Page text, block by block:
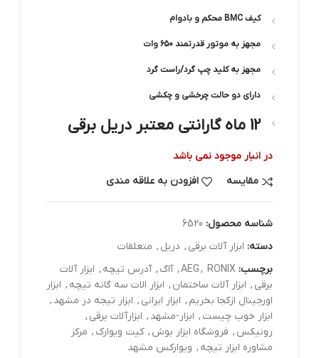
کیف BMC محکم و بادوام
مجهز به موتور قدرتمند ۶۵۰ وات
مجهز به کلید چپ گرد/راست گرد
دارای دو حالت چرخشی و چکشی
12 ماه گارانتی معتبر دریل برقی
در انبار موجود نمی باشد
مقایسه
افزودن به علاقه مندی
شناسه محصول: 6520
دسته: ابزار آلات برقي , دریل , متعلقات
برچسب:
AEG, RONIX
, آاگ , آدرس تیچه , ابزار آلات
برقی , ابزار آلات ساختمان , ابزار الات سه گانه تیچه , ابزار
اورجینال ازکجا بخریم , ابزار ایرانی , ابزار تیجه در مشهد ,
ابزار خوب چیست , ابزار-مشهد , ابزارآلات برقی ,
رونیکس , فروشگاه ابزار بوش , کیت ویوارک , مرکز
مشاوره ابزار تیچه , ویوارکس مشهد